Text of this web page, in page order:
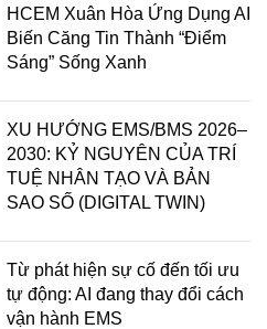
HCEM Xuân Hòa Ứng Dụng AI
Biến Căng Tin Thành “Điểm
Sáng” Sống Xanh
XU HƯỚNG EMS/BMS 2026–
2030: KỶ NGUYÊN CỦA TRÍ
TUỆ NHÂN TẠO VÀ BẢN
SAO SỐ (DIGITAL TWIN)
Từ phát hiện sự cố đến tối ưu
tự động: AI đang thay đổi cách
vận hành EMS